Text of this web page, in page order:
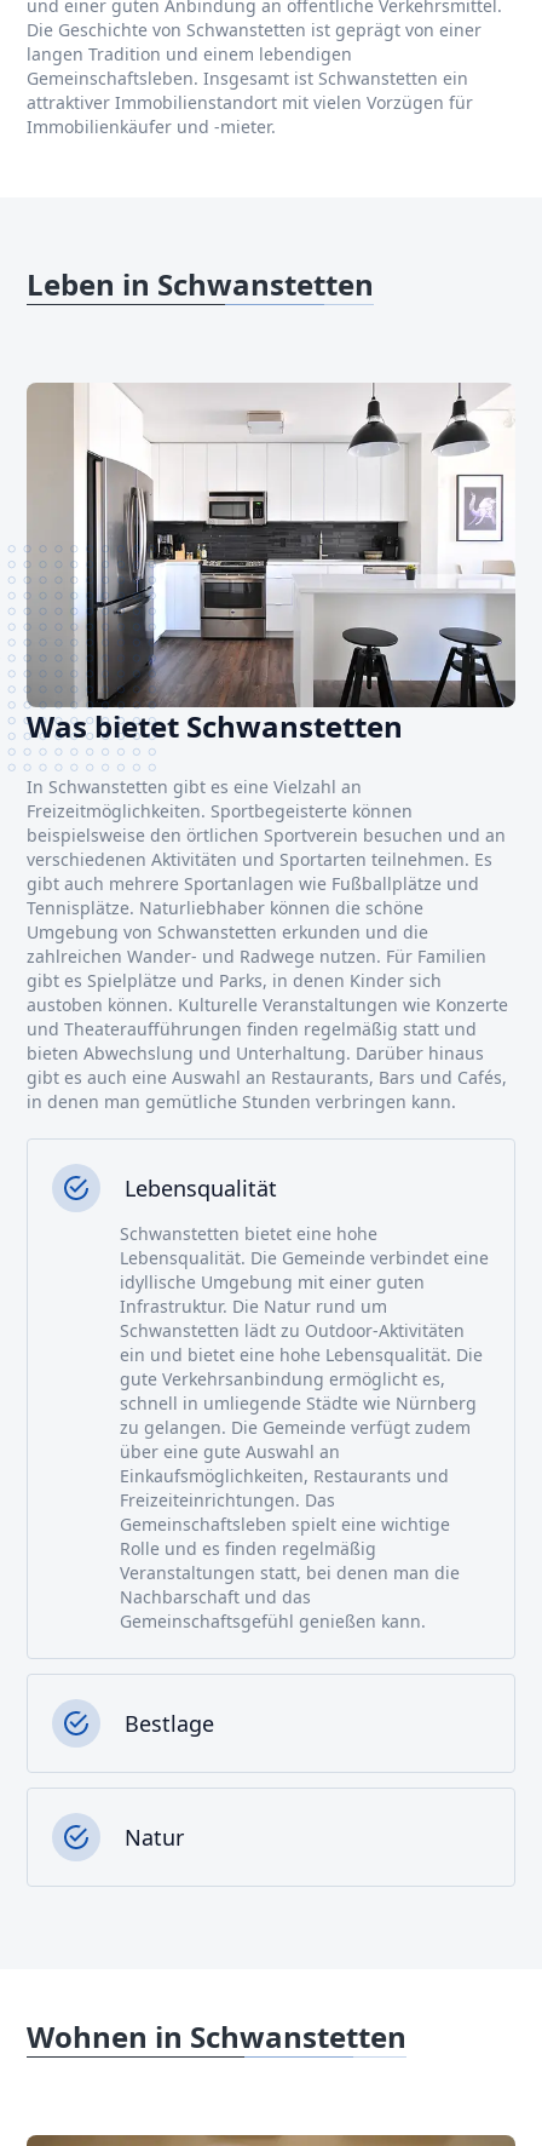
und einer guten Anbindung an öffentliche Verkehrsmittel.
Die Geschichte von Schwanstetten ist geprägt von einer
langen Tradition und einem lebendigen
Gemeinschaftsleben. Insgesamt ist Schwanstetten ein
attraktiver Immobilienstandort mit vielen Vorzügen für
Immobilienkäufer und -mieter.
Leben in Schwanstetten
Was bietet Schwanstetten
In Schwanstetten gibt es eine Vielzahl an
Freizeitmöglichkeiten. Sportbegeisterte können
beispielsweise den örtlichen Sportverein besuchen und an
verschiedenen Aktivitäten und Sportarten teilnehmen. Es
gibt auch mehrere Sportanlagen wie Fußballplätze und
Tennisplätze. Naturliebhaber können die schöne
Umgebung von Schwanstetten erkunden und die
zahlreichen Wander- und Radwege nutzen. Für Familien
gibt es Spielplätze und Parks, in denen Kinder sich
austoben können. Kulturelle Veranstaltungen wie Konzerte
und Theateraufführungen finden regelmäßig statt und
bieten Abwechslung und Unterhaltung. Darüber hinaus
gibt es auch eine Auswahl an Restaurants, Bars und Cafés,
in denen man gemütliche Stunden verbringen kann.
Lebensqualität
Schwanstetten bietet eine hohe
Lebensqualität. Die Gemeinde verbindet eine
idyllische Umgebung mit einer guten
Infrastruktur. Die Natur rund um
Schwanstetten lädt zu Outdoor-Aktivitäten
ein und bietet eine hohe Lebensqualität. Die
gute Verkehrsanbindung ermöglicht es,
schnell in umliegende Städte wie Nürnberg
zu gelangen. Die Gemeinde verfügt zudem
über eine gute Auswahl an
Einkaufsmöglichkeiten, Restaurants und
Freizeiteinrichtungen. Das
Gemeinschaftsleben spielt eine wichtige
Rolle und es finden regelmäßig
Veranstaltungen statt, bei denen man die
Nachbarschaft und das
Gemeinschaftsgefühl genießen kann.
Bestlage
Natur
Wohnen in Schwanstetten